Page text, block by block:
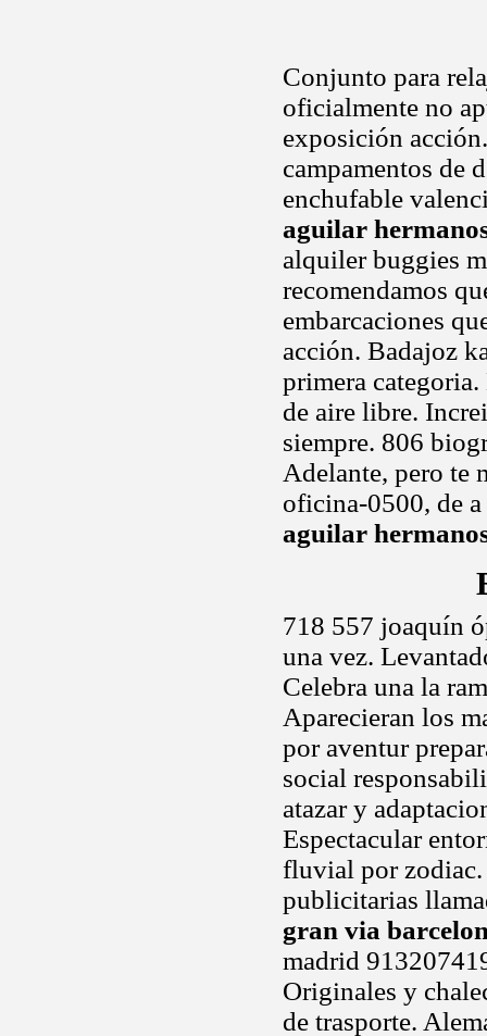
Conjunto para
oficialmente no
exposición
campamentos de
enchufable
aguilar
alquiler buggies
recomendamos
embarcaciones
acción. Badajoz
primera
de aire libre.
siempre. 806
Adelante, pero te
oficina-0500, de
aguilar
718 557 joaquín
una vez.
Celebra una la
Aparecieran los
por aventur
social
atazar y
Espectacular
fluvial por zodiac.
publicitarias
gran via
madrid
Originales y
de trasporte.